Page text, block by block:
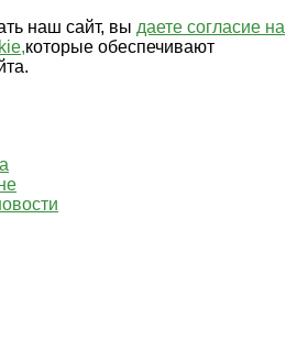
наш сайт, вы даете согласие на
которые обеспечивают